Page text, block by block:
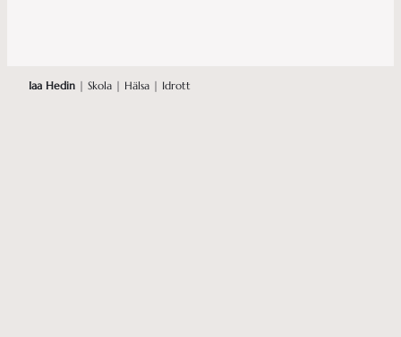
Iaa Hedin | Skola | Hälsa | Idrott